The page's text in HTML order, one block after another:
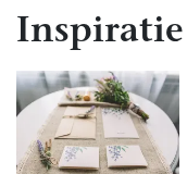
Inspiratie